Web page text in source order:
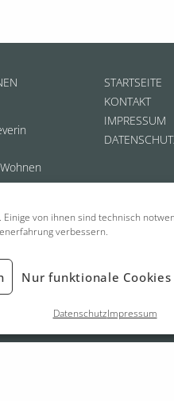
von ihnen sind technisch
verbessern.
Nur funktionale Cookies
DatenschutzImpressum
STARTSEITE
KONTAKT
IMPRESSUM